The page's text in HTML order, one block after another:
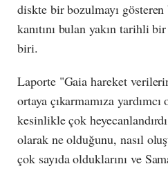
diskte bir bozulmayı
kanıtını bulan yakın tarihli
biri.
Laporte "Gaia hareket
ortaya çıkarmamıza
kesinlikle çok
olarak ne olduğunu, nasıl
çok sayıda olduklarını ve